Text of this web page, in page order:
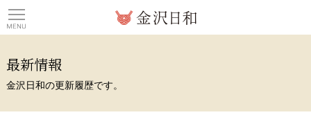
最新情報
金沢日和の更新履歴です。